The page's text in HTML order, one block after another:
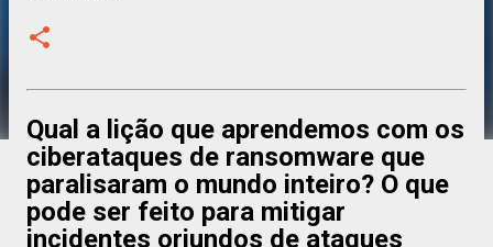
Qual a lição que aprendemos com os
ciberataques de ransomware que
paralisaram o mundo inteiro? O que
pode ser feito para mitigar
incidentes oriundos de ataques